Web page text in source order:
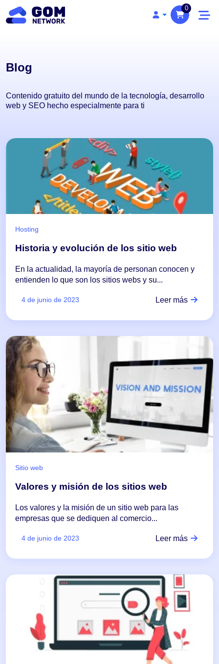
0
Blog
Contenido gratuito del mundo de la tecnología, desarrollo
web y SEO hecho especialmente para ti
Hosting
Historia y evolución de los sitio web
En la actualidad, la mayoría de personan conocen y
entienden lo que son los sitios webs y su...
4 de junio de 2023 Leer más
Sitio web
Valores y misión de los sitios web
Los valores y la misión de un sitio web para las
empresas que se dediquen al comercio...
4 de junio de 2023 Leer más